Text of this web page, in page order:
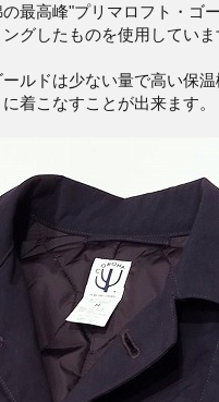
最高峰"プリマロフト・ゴ
グしたものを使用していま
ルドは少ない量で高い保温
着こなすことが出来ます。